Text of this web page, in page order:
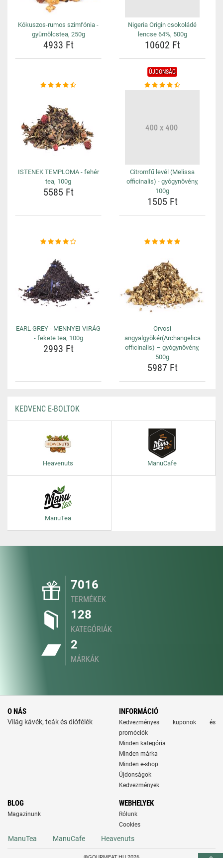
Kókuszos-rumos szimfónia -
gyümölcstea, 250g
4933 Ft
Nigeria Origin csokoládé
lencse 64%, 500g
10602 Ft
ISTENEK TEMPLOMA - fehér
tea, 100g
5585 Ft
ÚJDONSÁG
Citromfű levél (Melissa
officinalis) - gyógynövény,
100g
1505 Ft
EARL GREY - MENNYEI VIRÁG
- fekete tea, 100g
2993 Ft
Orvosi
angyalgyökér(Archangelica
officinalis) – gyógynövény,
500g
5987 Ft
KEDVENC E-BOLTOK
Heavenuts ManuCafe
ManuTea
7016
TERMÉKEK
128
KATEGÓRIÁK
2
MÁRKÁK
O NÁS
Világ kávék, teák és diófélék
INFORMÁCIÓ
Kedvezményes kuponok és
promóciók
Minden kategória
Minden márka
Minden e-shop
Újdonságok
Kedvezmények
BLOG
Magazinunk
WEBHELYEK
Rólunk
Cookies
ManuTea ManuCafe Heavenuts